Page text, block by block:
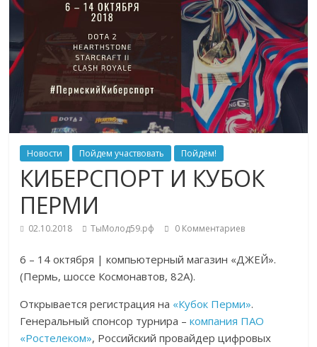
Новости Пойдем участвовать Пойдём!
КИБЕРСПОРТ И КУБОК
ПЕРМИ
02.10.2018 ТыМолод59.рф 0 Комментариев
6 – 14 октября | компьютерный магазин «ДЖЕЙ».
(Пермь, шоссе Космонавтов, 82А).
Открывается регистрация на «Кубок Перми».
Генеральный спонсор турнира –компания ПАО
«Ростелеком», Российский провайдер цифровых